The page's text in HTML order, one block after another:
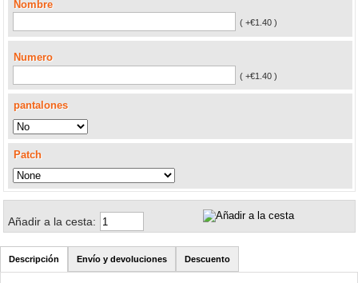
Nombre
( +€1.40 )
Numero
( +€1.40 )
pantalones
Patch
Añadir a la cesta:
Descripción Envío y devoluciones Descuento